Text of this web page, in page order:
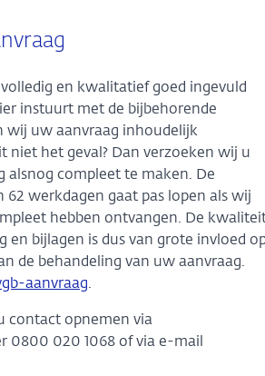
en kwalitatief goed ingevuld
instuurt met de bijbehorende
wij uw aanvraag inhoudelijk
niet het geval? Dan verzoeken wij u
alsnog compleet te maken. De
62 werkdagen gaat pas lopen als wij
hebben ontvangen. De
en bijlagen is dus van grote invloed
de behandeling van uw aanvraag.
aanvraag.
contact opnemen via
0800 020 1068 of via e-mail